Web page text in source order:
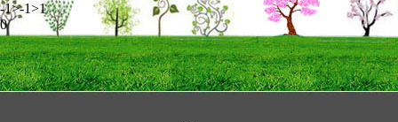
-1>-1>1
0